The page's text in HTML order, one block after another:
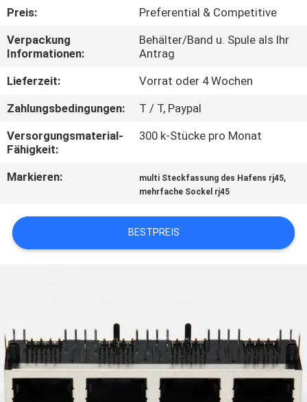
TRETEN
SIE
MIT
UNS
IN
VERBINDUNG
FORDERN
EIN
ZITAT
PRIVACY
POLICY
Preis:
Preferential & Competitive
Verpackung
Informationen:
Behälter/Band u. Spule als Ihr
Antrag
Lieferzeit:
Vorrat oder 4 Wochen
Zahlungsbedingungen:
T / T, Paypal
Versorgungsmaterial-
Fähigkeit:
300 k-Stücke pro Monat
Markieren: multi Steckfassung des Hafens rj45,
mehrfache Sockel rj45
BESTPREIS